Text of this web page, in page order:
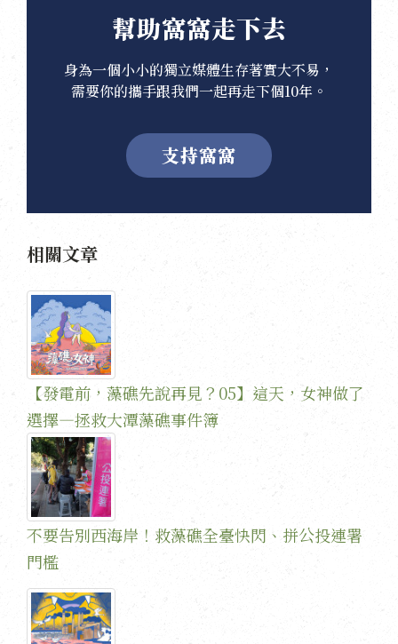
幫助窩窩走下去
身為一個小小的獨立媒體生存著實大不易，
需要你的攜手跟我們一起再走下個10年。
支持窩窩
相關文章
【發電前，藻礁先說再見？05】這天，女神做了
選擇—拯救大潭藻礁事件簿
不要告別西海岸！救藻礁全臺快閃、拼公投連署
門檻